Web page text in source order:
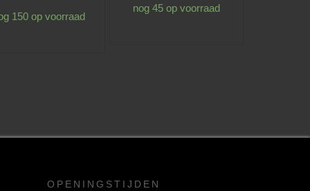
150 op voorraad
nog 45 op voorraad
OPENINGSTIJDEN